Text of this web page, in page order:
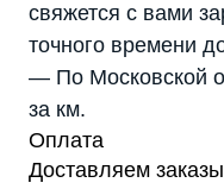
свяжется с вами
точного времени
— По Московской
за км.
Оплата
Доставляем